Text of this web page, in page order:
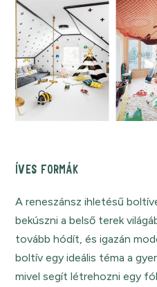
ÍVES FORMÁK
A reneszánsz ihletésű
bekúszni a belső terek
tovább hódít, és igazán
boltív egy ideális téma a
mivel segít létrehozni egy